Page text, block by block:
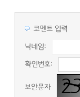
코멘트 입력
닉네임:
확인번호:
보안문자